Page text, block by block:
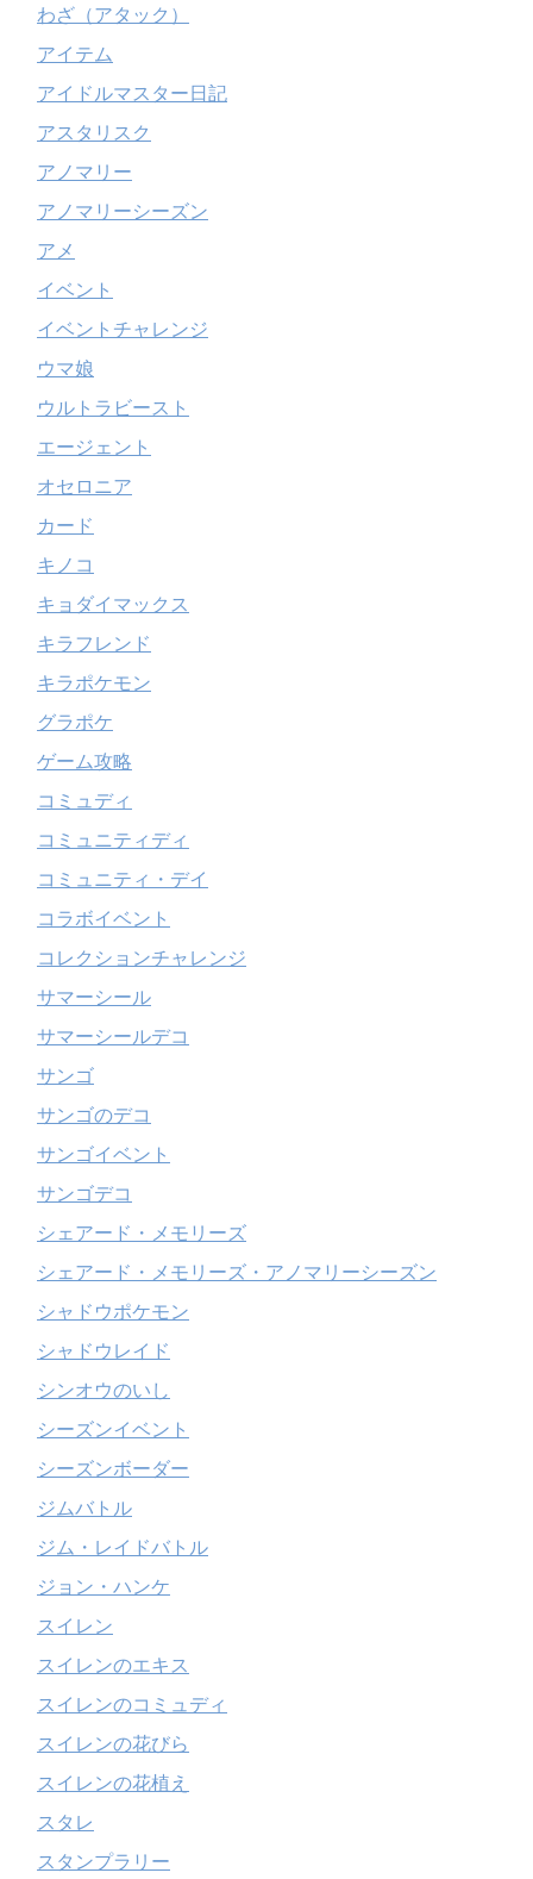
わざ（アタック）
アイテム
アイドルマスター日記
アスタリスク
アノマリー
アノマリーシーズン
アメ
イベント
イベントチャレンジ
ウマ娘
ウルトラビースト
エージェント
オセロニア
カード
キノコ
キョダイマックス
キラフレンド
キラポケモン
グラポケ
ゲーム攻略
コミュディ
コミュニティディ
コミュニティ・デイ
コラボイベント
コレクションチャレンジ
サマーシール
サマーシールデコ
サンゴ
サンゴのデコ
サンゴイベント
サンゴデコ
シェアード・メモリーズ
シェアード・メモリーズ・アノマリーシーズン
シャドウポケモン
シャドウレイド
シンオウのいし
シーズンイベント
シーズンボーダー
ジムバトル
ジム・レイドバトル
ジョン・ハンケ
スイレン
スイレンのエキス
スイレンのコミュディ
スイレンの花びら
スイレンの花植え
スタレ
スタンプラリー